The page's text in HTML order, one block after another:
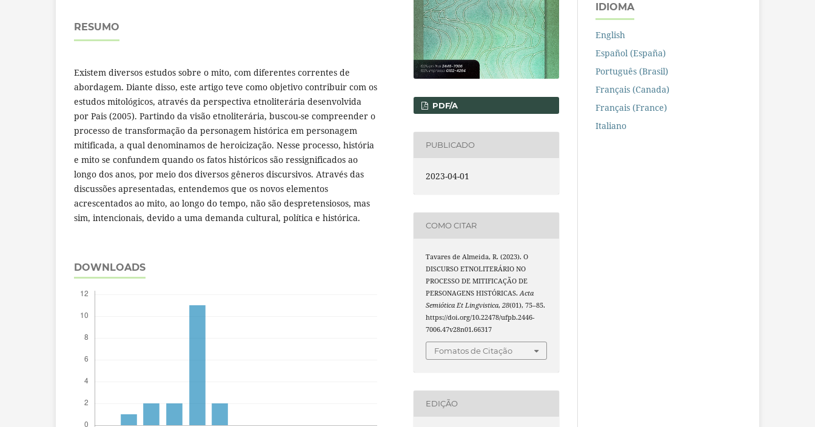
RESUMO
Existem diversos estudos sobre o mito, com diferentes correntes de
abordagem. Diante disso, este artigo teve como objetivo contribuir com os
estudos mitológicos, através da perspectiva etnoliterária desenvolvida
por Pais (2005). Partindo da visão etnoliterária, buscou-se compreender o
processo de transformação da personagem histórica em personagem
mitificada, a qual denominamos de heroicização. Nesse processo, história
e mito se confundem quando os fatos históricos são ressignificados ao
longo dos anos, por meio dos diversos gêneros discursivos. Através das
discussões apresentadas, entendemos que os novos elementos
acrescentados ao mito, ao longo do tempo, não são despretensiosos, mas
sim, intencionais, devido a uma demanda cultural, política e histórica.
DOWNLOADS
PDF/A
PUBLICADO
2023-04-01
COMO CITAR
Tavares de Almeida, R. (2023). O
DISCURSO ETNOLITERÁRIO NO
PROCESSO DE MITIFICAÇÃO DE
PERSONAGENS HISTÓRICAS.Acta
Semiótica Et Lingvistica,28(01), 75–85.
https://doi.org/10.22478/ufpb.2446-
7006.47v28n01.66317
Fomatos de Citação
EDIÇÃO
IDIOMA
English
Español (España)
Português (Brasil)
Français (Canada)
Français (France)
Italiano